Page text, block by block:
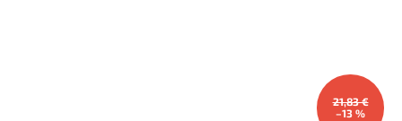
21,83 €
–13 %